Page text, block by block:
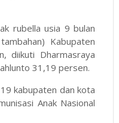
rubella usia 9 bulan
Kabupaten
diikuti Dharmasraya
31,19 persen.
kabupaten dan kota
Anak Nasional